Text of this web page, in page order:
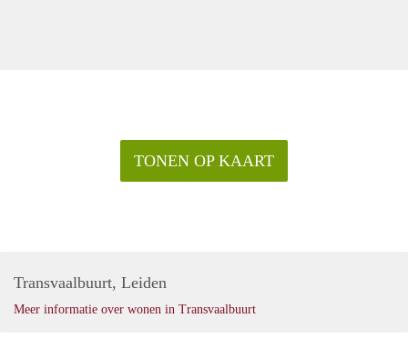
TONEN OP KAART
Transvaalbuurt, Leiden
Meer informatie over wonen in Transvaalbuurt